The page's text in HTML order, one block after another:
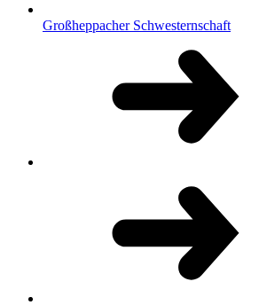
Großheppacher Schwesternschaft